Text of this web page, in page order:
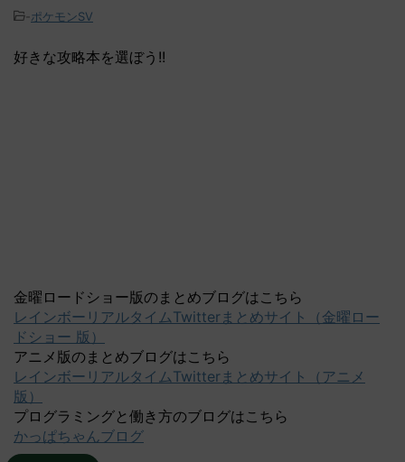
ポケモンSV
好きな攻略本を選ぼう!!
金曜ロードショー版のまとめブログはこちら
レインボーリアルタイムTwitterまとめサイト（金曜ロー
ドショー 版）
アニメ版のまとめブログはこちら
レインボーリアルタイムTwitterまとめサイト（アニメ
版）
プログラミングと働き方のブログはこちら
かっぱちゃんブログ